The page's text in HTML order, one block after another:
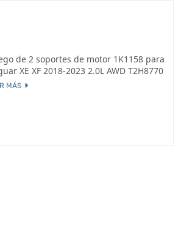
de 2 soportes de motor 1K1158 para
XE XF 2018-2023 2.0L AWD T2H8770
MÁS